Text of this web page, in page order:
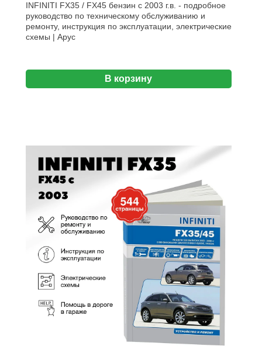
INFINITI FX35 / FX45 бензин с 2003 г.в. - подробное
руководство по техническому обслуживанию и
ремонту, инструкция по эксплуатации, электрические
схемы | Арус
В корзину